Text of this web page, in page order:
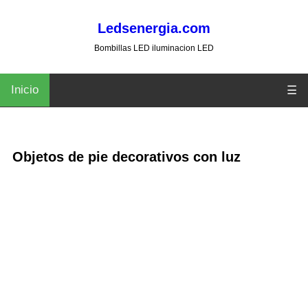
Ledsenergia.com
Bombillas LED iluminacion LED
Inicio ☰
Objetos de pie decorativos con luz